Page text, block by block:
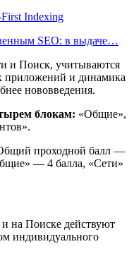
Indexing
SEO: в выдаче…
и Поиск, учитываются
приложений и динамика
нововведения.
блокам: «Общие»,
проходной балл —
— 4 балла, «Сети»
на Поиске действуют
индивидуального